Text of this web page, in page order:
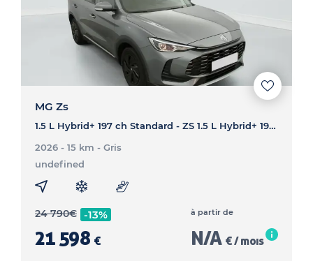
MG Zs
1.5 L Hybrid+ 197 ch Standard - ZS 1.5 L Hybrid+ 197 ch Standard
2026 - 15 km - Gris
undefined
24 790€ -13%
21 598 €
à partir de
N/A € / mois